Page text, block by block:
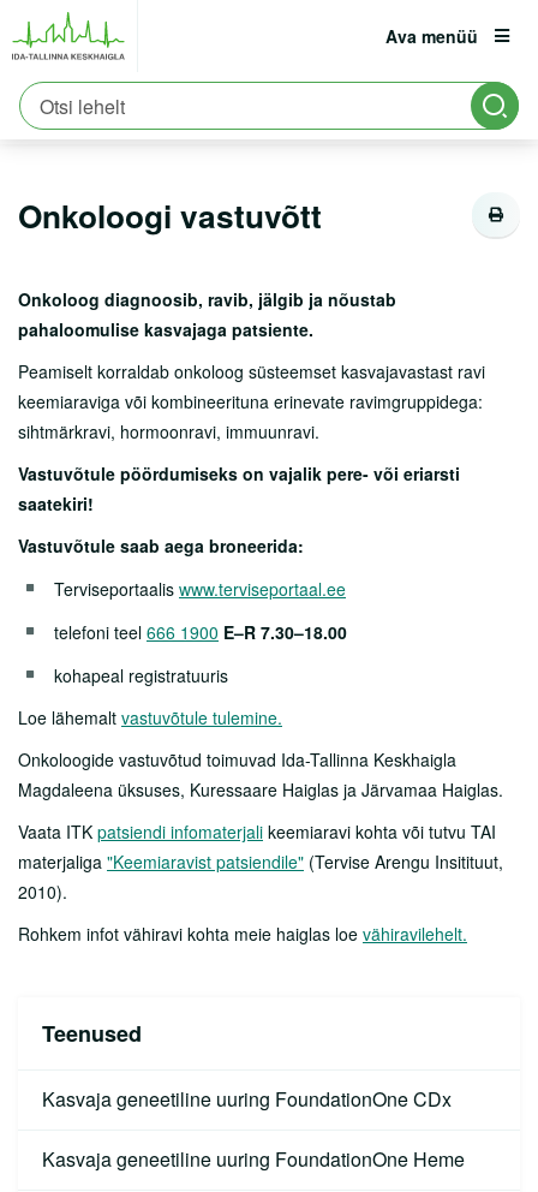
Ava menüü
est
Erakorraline abi
Tervisekool
Vastutuskindlustus
Viirushaiguste info
Haiglasse tulek
Lähedasele
Arstid
Sotsiaalnõustamine
Kliinikud
Kirurgiakliinik
Naistekliinik
Sisekliinik
Allergoloogia-immunoloogia keskus
Gastroenteroloogiakeskus
Reumatoloogiakeskus
6661900
Avaleht
Onkoloogiakeskus
Onkoloogi vastuvõtt
Onkoloog diagnoosib, ravib, jälgib ja nõustab
pahaloomulise kasvajaga patsiente.
Peamiselt korraldab onkoloog süsteemset kasvajavastast ravi
keemiaraviga või kombineerituna erinevate ravimgruppidega:
sihtmärkravi, hormoonravi, immuunravi.
Vastuvõtule pöördumiseks on vajalik pere- või eriarsti
saatekiri!
Vastuvõtule saab aega broneerida:
Terviseportaalis www.terviseportaal.ee
telefoni teel 666 1900 E–R 7.30–18.00
kohapeal registratuuris
Loe lähemalt vastuvõtule tulemine.
Onkoloogide vastuvõtud toimuvad Ida-Tallinna Keskhaigla
Magdaleena üksuses, Kuressaare Haiglas ja Järvamaa Haiglas.
Vaata ITK patsiendi infomaterjali keemiaravi kohta või tutvu TAI
materjaliga "Keemiaravist patsiendile" (Tervise Arengu Insitituut,
2010).
Rohkem infot vähiravi kohta meie haiglas loe vähiravilehelt.
Teenused
Kasvaja geneetiline uuring FoundationOne CDx
Kasvaja geneetiline uuring FoundationOne Heme